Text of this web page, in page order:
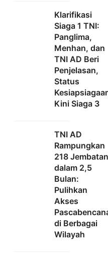
Klarifikasi
Siaga 1 TNI:
Panglima,
Menhan, dan
TNI AD Beri
Penjelasan,
Status
Kini Siaga 3
TNI AD
Rampungkan
218 Jembatan
dalam 2,5
Bulan:
Pulihkan
Akses
di Berbagai
Wilayah